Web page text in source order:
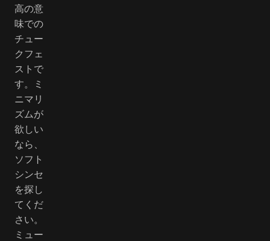
高の意
味での
チュー
クフェ
ストで
す。ミ
ニマリ
ズムが
欲しい
なら、
ソフト
シンセ
を探し
てくだ
さい。
ミュー